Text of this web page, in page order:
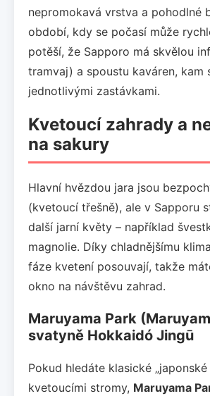
nepromokavá vrstva a pohodlné
období, kdy se počasí může
potěší, že Sapporo má skvělou
tramvaj) a spoustu kaváren, kam
jednotlivými zastávkami.
Kvetoucí zahrady a
na sakury
Hlavní hvězdou jara jsou
(kvetoucí třešně), ale v Sapporu
další jarní květy – například
magnolie. Díky chladnějšímu
fáze kvetení posouvají, takže
okno na návštěvu zahrad.
Maruyama Park
svatyně Hokkaidó Jingū
Pokud hledáte klasické
kvetoucími stromy, Maruyama